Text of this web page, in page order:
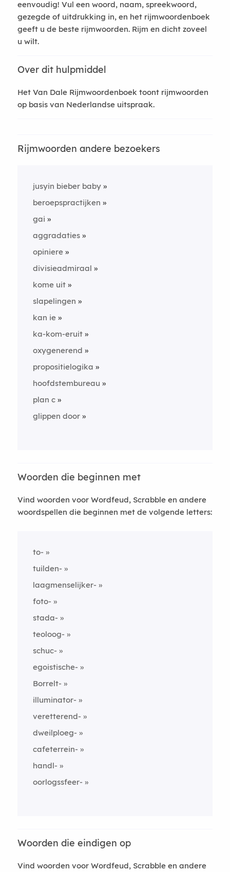
eenvoudig! Vul een woord, naam, spreekwoord,
gezegde of uitdrukking in, en het rijmwoordenboek
geeft u de beste rijmwoorden. Rijm en dicht zoveel
u wilt.
Over dit hulpmiddel
Het Van Dale Rijmwoordenboek toont rijmwoorden
op basis van Nederlandse uitspraak.
Rijmwoorden andere bezoekers
jusyin bieber baby
beroepspractijken
gai
aggradaties
opiniere
divisieadmiraal
kome uit
slapelingen
kan ie
ka-kom-eruit
oxygenerend
propositielogika
hoofdstembureau
plan c
glippen door
Woorden die beginnen met
Vind woorden voor Wordfeud, Scrabble en andere
woordspellen die beginnen met de volgende letters:
to-
tuilden-
laagmenselijker-
foto-
stada-
teoloog-
schuc-
egoistische-
Borrelt-
illuminator-
veretterend-
dweilploeg-
cafeterrein-
handl-
oorlogssfeer-
Woorden die eindigen op
Vind woorden voor Wordfeud, Scrabble en andere